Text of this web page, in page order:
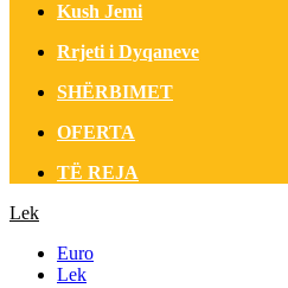
Kush Jemi
Rrjeti i Dyqaneve
SHËRBIMET
OFERTA
TË REJA
Lek
Euro
Lek